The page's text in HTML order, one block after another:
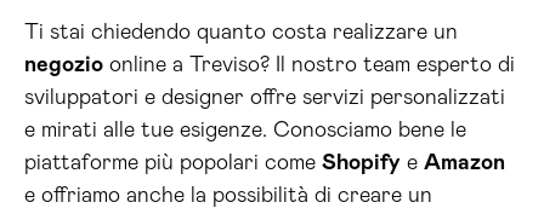
Ti stai chiedendo quanto costa realizzare un
negozio online a Treviso? Il nostro team esperto di
sviluppatori e designer offre servizi personalizzati
e mirati alle tue esigenze. Conosciamo bene le
piattaforme più popolari come Shopify e Amazon
e offriamo anche la possibilità di creare un